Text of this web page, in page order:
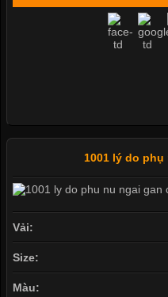
1001 lý do
Vải:
Size:
Màu: